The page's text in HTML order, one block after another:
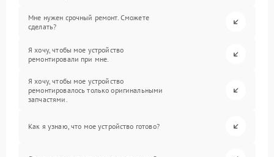
Мне нужен срочный ремонт. Сможете
сделать?
Я хочу, чтобы мое устройство
ремонтировали при мне.
Я хочу, чтобы мое устройство
ремонтировалось только оригинальными
запчастями.
Как я узнаю, что мое устройство готово?